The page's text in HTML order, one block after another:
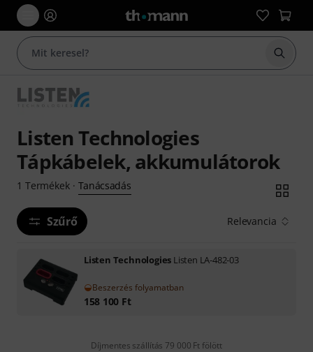
Listen Technologies
Tápkábelek, akkumulátorok
1 Termékek· Tanácsadás
Szűrő Relevancia
Listen Technologies Listen LA-482-03
Beszerzés folyamatban
158 100 Ft
Díjmentes szállítás 79 000 Ft fölött